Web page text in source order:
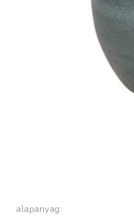
alapanyag